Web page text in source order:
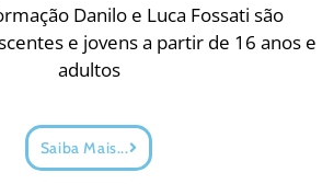
Danilo e Luca Fossati são
e jovens a partir de 16 anos e
adultos
Saiba Mais...